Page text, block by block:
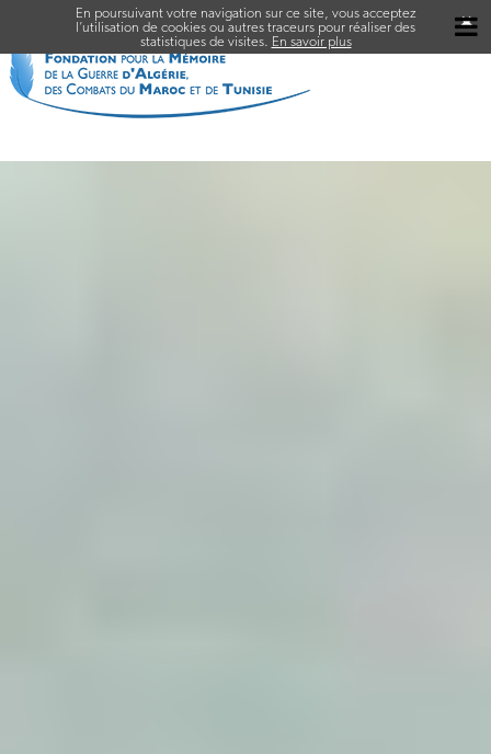
En poursuivant votre navigation sur ce site, vous acceptez
l’utilisation de cookies ou autres traceurs pour réaliser des
statistiques de visites. En savoir plus
✖